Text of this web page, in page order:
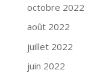
octobre 2022
août 2022
juillet 2022
juin 2022